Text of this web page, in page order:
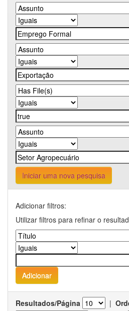
Iniciar uma nova pesquisa
Adicionar filtros:
Utilizar filtros para refinar o
Resultados/Página |